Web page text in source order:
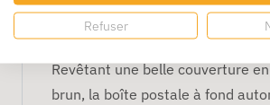
Esthétique :
Revêtant une belle couverture
brun, la boîte postale à fond
Refuser